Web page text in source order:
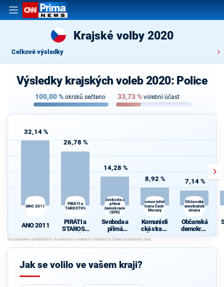
Krajské volby 2020
Celkové výsledky
Výsledky krajských voleb 2020: Police
100,00% okrsků sečteno 33,73% volební účast
32,14 %
ANO 2011
ANO 2011
26,78 %
PIRÁTI a
STAROSTOVÉ
PIRÁTI a
STAROST
OVÉ
14,28 %
Svoboda a
přímá
demokracie
(SPD)
Svoboda a
přímá
demokraci
e (SPD)
8,92 %
Komunistická
strana Čech a
Moravy
Komunisti
cká strana
Čech a
Moravy
7,14 %
Občanská
demokratická
strana
Občanská
demokrati
cká strana
Jak se volilo ve vašem kraji?